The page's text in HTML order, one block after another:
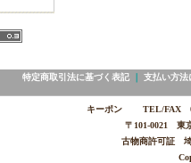
特定商取引法に基づく表記｜ 支払い方法
キーポン TEL/FAX
〒101-0021 東
古物商許可証